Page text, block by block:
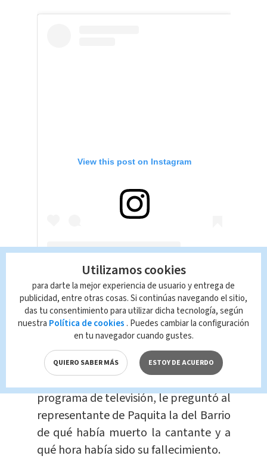
View this post on Instagram
A post shared by Domo Care (@domocaremty)
¿De qué murió Paquita la
del Barrio?
Gustavo Adolfo Infante, conductor del
programa de televisión, le preguntó al
representante de Paquita la del Barrio
de qué había muerto la cantante y a
qué hora había sido su fallecimiento.
Utilizamos cookies
para darte la mejor experiencia de usuario y entrega de
publicidad, entre otras cosas. Si continúas navegando el sitio,
das tu consentimiento para utilizar dicha tecnología, según
nuestra Política de cookies . Puedes cambiar la configuración
en tu navegador cuando gustes.
QUIERO SABER MÁS ESTOY DE ACUERDO